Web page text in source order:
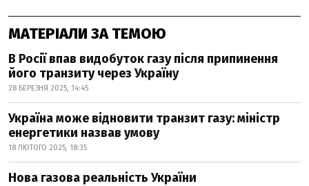
МАТЕРІАЛИ ЗА ТЕМОЮ
В Росії впав видобуток газу після припинення
його транзиту через Україну
28 БЕРЕЗНЯ 2025, 14:45
Україна може відновити транзит газу: міністр
енергетики назвав умову
18 ЛЮТОГО 2025, 18:35
Нова газова реальність України